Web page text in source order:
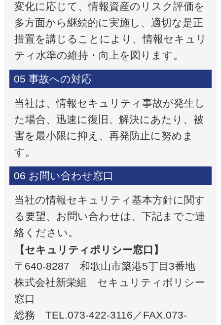
変化に応じて、情報資産のリスク評価を
多方面から継続的に実施し、適切な是正
措置を講じることにより、情報セキュリ
ティ水準の維持・向上を図ります。
05 事故への対応
当社は、情報セキュリティ事故が発生し
た場合、迅速に復旧、解決にあたり、被
害を最小限に抑え、再発防止に努めま
す。
06 お問い合わせ窓口
当社の情報セキュリティ基本方針に関す
る要望、お問い合わせは、下記までご連
絡ください。
【セキュリティポリシー窓口】
〒640-8287 和歌山市築港5丁目3番地
株式会社新栄組 セキュリティポリシー
窓口
総務 TEL.073-422-3116／FAX.073-